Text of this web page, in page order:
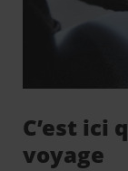
C’est ici
voyage